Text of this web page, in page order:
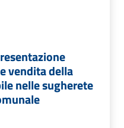
vendita della
nelle sugherete